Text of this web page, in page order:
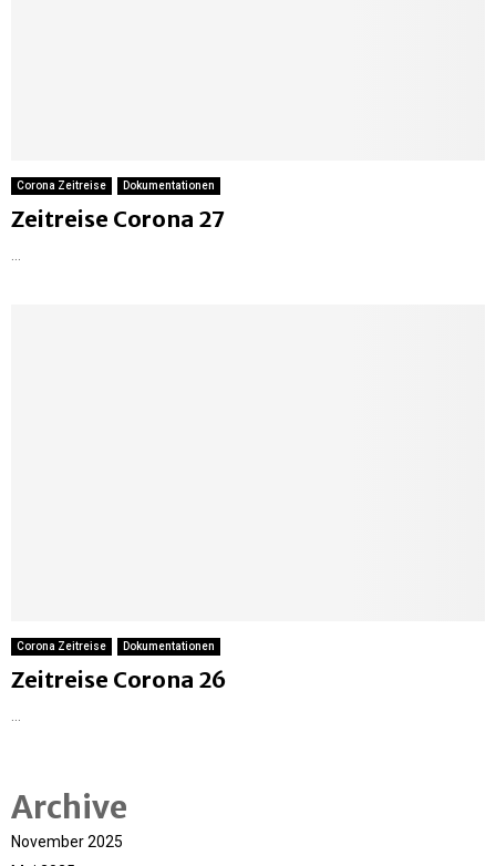
Corona Zeitreise Dokumentationen
Zeitreise Corona 27
...
Corona Zeitreise Dokumentationen
Zeitreise Corona 26
Archive
November 2025